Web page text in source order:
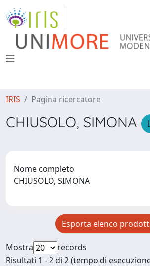
IRIS Pagina ricercatore
CHIUSOLO, SIMONA
Nome completo
CHIUSOLO, SIMONA
Esporta elenco prodotti
Mostra
records
Risultati 1 - 2 di 2 (tempo di